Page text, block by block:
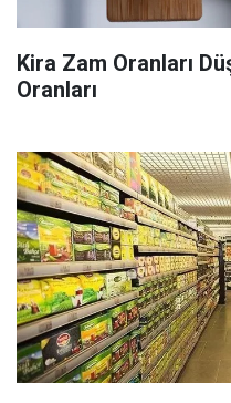
Kira Zam Oranları
Oranları